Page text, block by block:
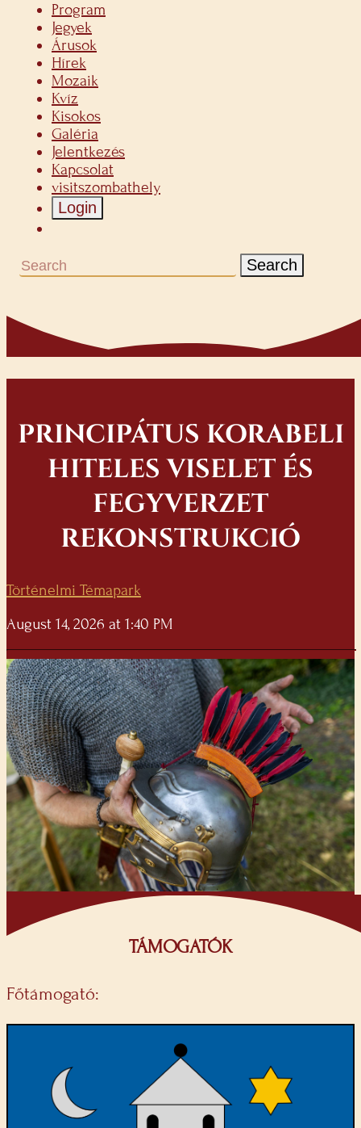
Program
Jegyek
Árusok
Hírek
Mozaik
Kvíz
Kisokos
Galéria
Jelentkezés
Kapcsolat
visitszombathely
Login
Search
PRINCIPÁTUS KORABELI
HITELES VISELET ÉS
FEGYVERZET
REKONSTRUKCIÓ
Történelmi Témapark
August 14, 2026 at 1:40 PM
TÁMOGATÓK
Főtámogató: